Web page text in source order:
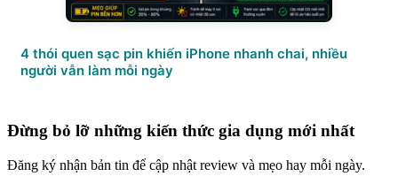
4 thói quen sạc pin khiến iPhone nhanh chai, nhiều
người vẫn làm mỗi ngày
Đừng bỏ lỡ những kiến thức gia dụng mới nhất
Đăng ký nhận bản tin để cập nhật review và mẹo hay mỗi ngày.